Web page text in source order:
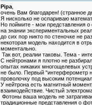
Pipa,
очень Вам благодарен! (странное
Я нисколько не оспариваю
Но поймите - мои представления
на знании экспериментальных
до сих пор никто по стеночке не
некоторая модель находится в
моментально.
Так вот, реалии таковы. Тема -
С нейтронами я плотно не
опытах никаких многощелевых
не было. Первый "интерферометр
проволочку под высоким
У нейтрона есть магнитный
взаимодействие. Чистый
Фотоны ваша модель не
традиционные представления о